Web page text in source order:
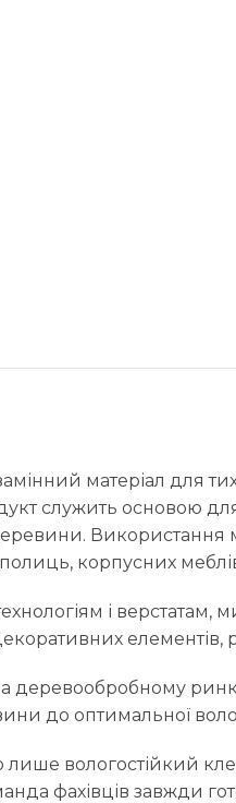
матеріал для
служить основою
Використання
полиць, корпусних
і верстатам,
елементів,
деревообробному
до оптимальної
вологостійкий
фахівців завжди